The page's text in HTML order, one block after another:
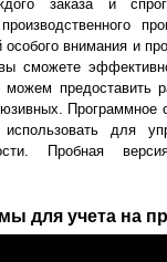
заказа и
внимания и
сможете
предоставить
Программное
для
Пробная
для учета на